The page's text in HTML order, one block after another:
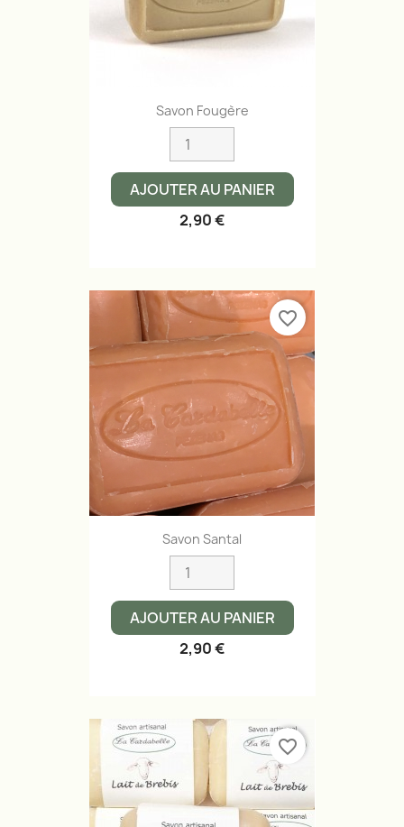
Savon Fougère
AJOUTER AU PANIER
2,90 €
Savon Santal
AJOUTER AU PANIER
2,90 €
favorite_border
favorite_border